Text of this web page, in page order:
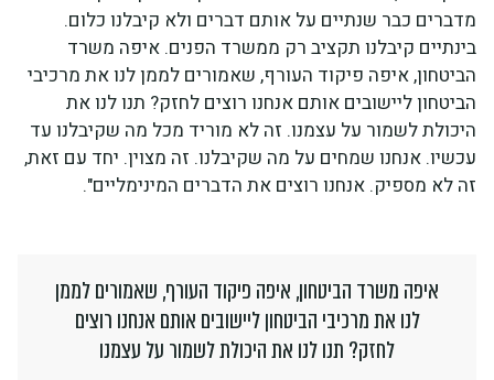
מדברים כבר שנתיים על אותם דברים ולא קיבלנו כלום.
בינתיים קיבלנו תקציב רק ממשרד הפנים. איפה משרד
הביטחון, איפה פיקוד העורף, שאמורים לממן לנו את מרכיבי
הביטחון ליישובים אותם אנחנו רוצים לחזק? תנו לנו את
היכולת לשמור על עצמנו. זה לא מוריד מכל מה שקיבלנו עד
עכשיו. אנחנו שמחים על מה שקיבלנו. זה מצוין. יחד עם זאת,
זה לא מספיק. אנחנו רוצים את הדברים המינימליים".
איפה משרד הביטחון, איפה פיקוד העורף, שאמורים לממן
לנו את מרכיבי הביטחון ליישובים אותם אנחנו רוצים
לחזק? תנו לנו את היכולת לשמור על עצמנו